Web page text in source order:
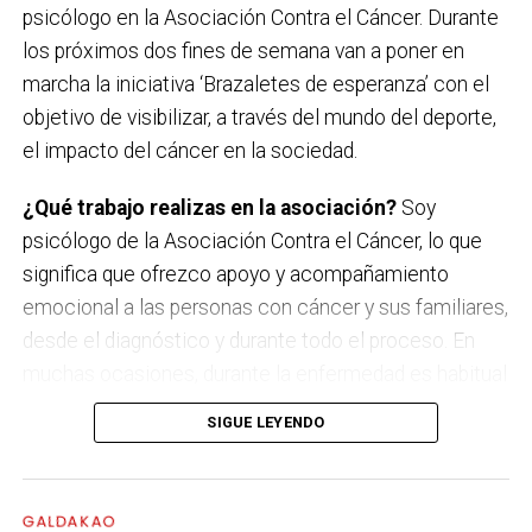
Kaotiko
Viernes 18 de septiembre
Les Testarudes
Sábado 19 de septiembre
psicólogo en la Asociación Contra el Cáncer. Durante
los próximos dos fines de semana van a poner en
marcha la iniciativa ‘Brazaletes de esperanza’ con el
objetivo de visibilizar, a través del mundo del deporte,
el impacto del cáncer en la sociedad.
¿Qué trabajo realizas en la asociación? Soy
psicólogo de la Asociación Contra el Cáncer, lo que
significa que ofrezco apoyo y acompañamiento
emocional a las personas con cáncer y sus familiares,
desde el diagnóstico y durante todo el proceso. En
que surjan miedos, dudas, incertidumbre y mucho
sufrimiento. Mi labor es estar a su lado en esos
momentos tan duros, escucharles, orientarles y
SIGUE LEYENDO
GALDAKAO